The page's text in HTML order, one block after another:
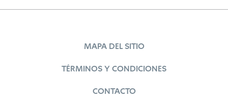
MAPA DEL SITIO
TÉRMINOS Y CONDICIONES
CONTACTO